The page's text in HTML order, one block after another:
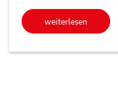
weiterlesen